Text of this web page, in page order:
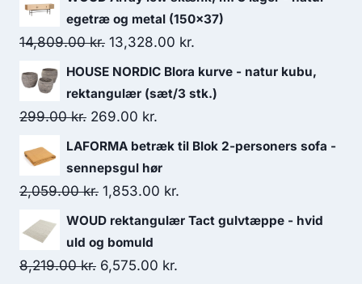
egetræ og metal (150x37)
14,809.00kr. 13,328.00 kr.
HOUSE NORDIC Blora kurve - natur kubu,
rektangulær (sæt/3 stk.)
299.00kr. 269.00 kr.
LAFORMA betræk til Blok 2-personers sofa -
sennepsgul hør
2,059.00kr. 1,853.00 kr.
WOUD rektangulær Tact gulvtæppe - hvid
uld og bomuld
8,219.00kr. 6,575.00 kr.